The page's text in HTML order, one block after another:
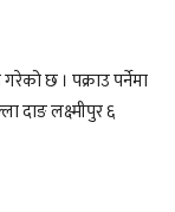
छ । पक्राउ पर्नेमा
दाङ लक्ष्मीपुर ६